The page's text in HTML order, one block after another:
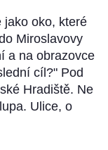
jako oko, které
Miroslavovy
a na obrazovce
cíl?" Pod
Hradiště. Ne
Ulice, o